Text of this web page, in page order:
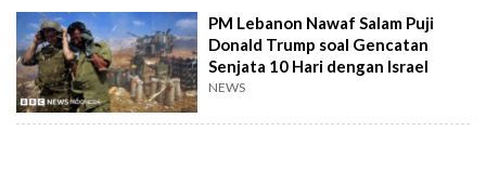
PM Lebanon Nawaf Salam Puji
Donald Trump soal Gencatan
Senjata 10 Hari dengan Israel
NEWS